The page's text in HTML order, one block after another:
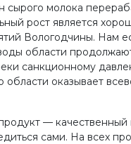
сырого молока
рост является
Вологодчины. Нам
области
санкционному
области оказывает
— качественный
сами. На всех